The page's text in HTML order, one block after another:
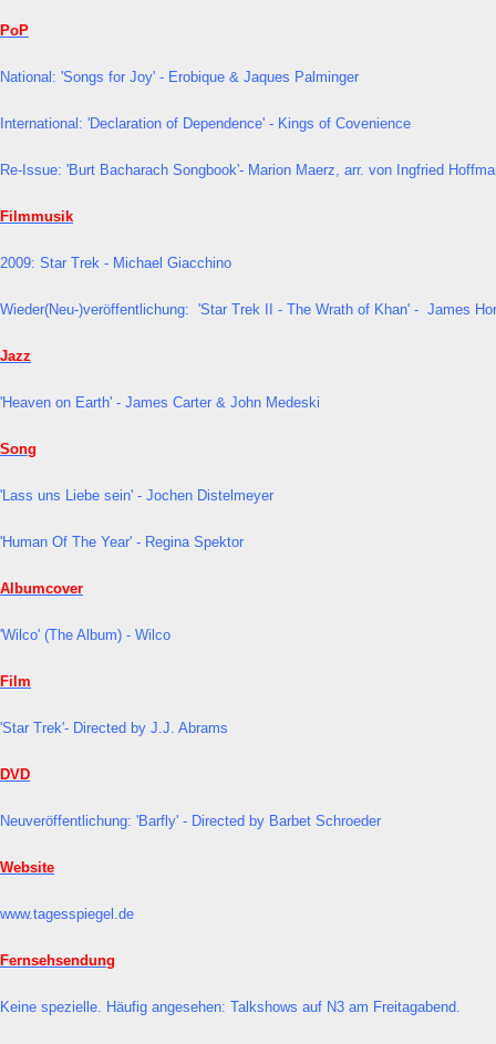
PoP
National: 'Songs for Joy' - Erobique & Jaques Palminger
International: 'Declaration of Dependence' - Kings of Covenience
Re-Issue: 'Burt Bacharach Songbook'- Marion Maerz, arr. von Ingfried
Filmmusik
2009: Star Trek - Michael Giacchino
Wieder(Neu-)veröffentlichung: 'Star Trek II - The Wrath of Khan' - James
Jazz
'Heaven on Earth' - James Carter & John Medeski
Song
'Lass uns Liebe sein' - Jochen Distelmeyer
'Human Of The Year' - Regina Spektor
Albumcover
'Wilco' (The Album) - Wilco
Film
'Star Trek'- Directed by J.J. Abrams
DVD
Neuveröffentlichung: 'Barfly' - Directed by Barbet Schroeder
Website
www.tagesspiegel.de
Fernsehsendung
Keine spezielle. Häufig angesehen: Talkshows auf N3 am Freitagabend.